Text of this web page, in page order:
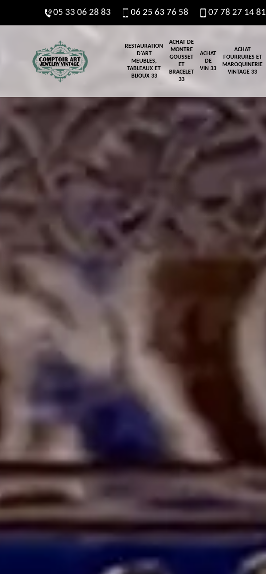
05 33 06 28 83 06 25 63 76 58 07 78 27 14 81
RESTAURATION
D'ART
MEUBLES,
TABLEAUX ET
BIJOUX 33
ACHAT DE
MONTRE
GOUSSET
ET
BRACELET
33
ACHAT
DE
VIN 33
ACHAT
FOURRURES ET
MAROQUINERIE
VINTAGE 33